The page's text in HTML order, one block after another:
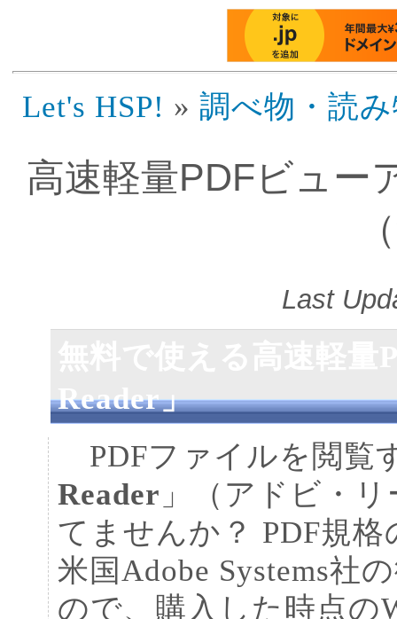
Let's HSP! » 調べ物・読
高速軽量PDFビュー
Last
Reader」
PDFファイルを閲覧
Reader 」（アドビ・
てませんか？ PDF規
米国Adobe Systems社
ので、購入した時点の